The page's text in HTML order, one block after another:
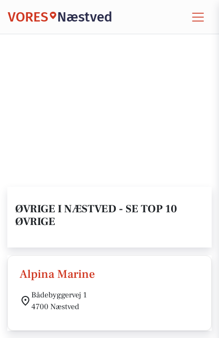
VORES Næstved
ØVRIGE I NÆSTVED - SE TOP 10
ØVRIGE
Alpina Marine
Bådebyggervej 1
4700 Næstved